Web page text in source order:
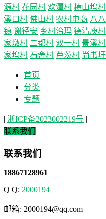
源村 花园村 欢潭村 横山坞村
溪口村 佛山村 农村电商 八
镇 谢径安 乡村治理 德清庾村
家墩村 二都村 双一村 景溪村
家坞村 石舍村 芦茨村 尚书
首页
分类
专题
| 浙ICP备2023002219号 |
联系我们
联系我们
18867128961
Q Q: 2000194
邮箱: 2000194@qq.com